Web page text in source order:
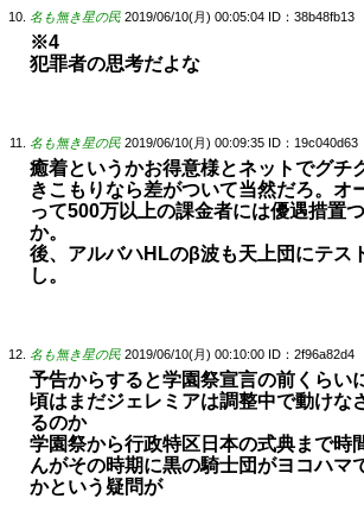
名も無き星の民 2019/06/10(月) 00:05:04 ID：38b48fb13
※4
犯罪者の思考だよな
名も無き星の民 2019/06/10(月) 00:09:35 ID：19c040d63
癒着というかお得意様とネットでグチ
きこもりなら差がついて当然だろ。オ
って500万以上の課金者には優遇措置
か。
後、アルバハHLのβ波も天上団にテス
し。
名も無き星の民 2019/06/10(月) 00:10:00 ID：2f96a82d4
予告からすると学園祭宣言の前くらい
頃はまだジェレミアは調整中で動けな
るのか
学園祭から行政特区日本の式典まで時
んがその時期に黒の騎士団がヨコハマ
かという疑問が